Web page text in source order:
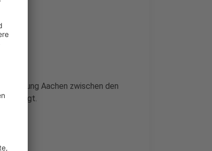
Aachen zwischen den
verengt.